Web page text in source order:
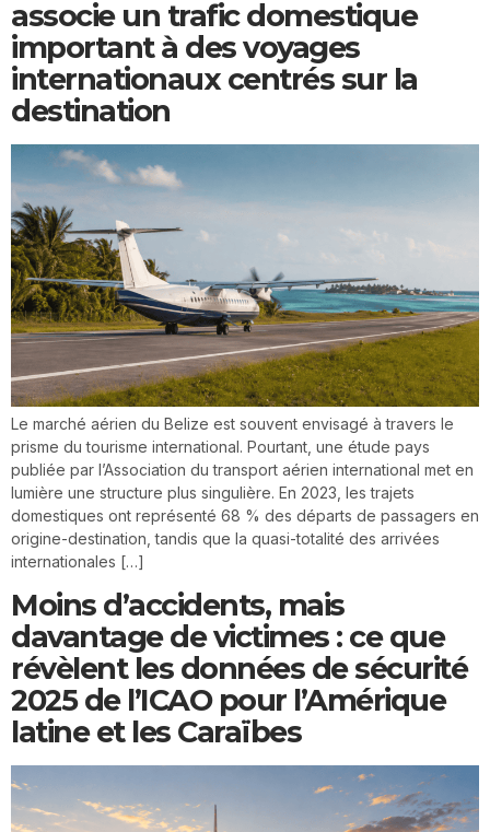
associe un trafic domestique
important à des voyages
internationaux centrés sur la
destination
Le marché aérien du Belize est souvent envisagé à travers le
prisme du tourisme international. Pourtant, une étude pays
publiée par l’Association du transport aérien international met en
lumière une structure plus singulière. En 2023, les trajets
domestiques ont représenté 68 % des départs de passagers en
origine-destination, tandis que la quasi-totalité des arrivées
internationales […]
Moins d’accidents, mais
davantage de victimes : ce que
révèlent les données de sécurité
2025 de l’ICAO pour l’Amérique
latine et les Caraïbes